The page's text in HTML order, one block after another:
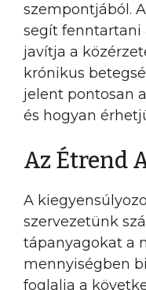
szempontjából.
segít fenntartani
javítja a
krónikus
jelent pontosan
és hogyan
Az Étrend
A
szervezetünk
tápanyagokat a
mennyiségben
foglalja a